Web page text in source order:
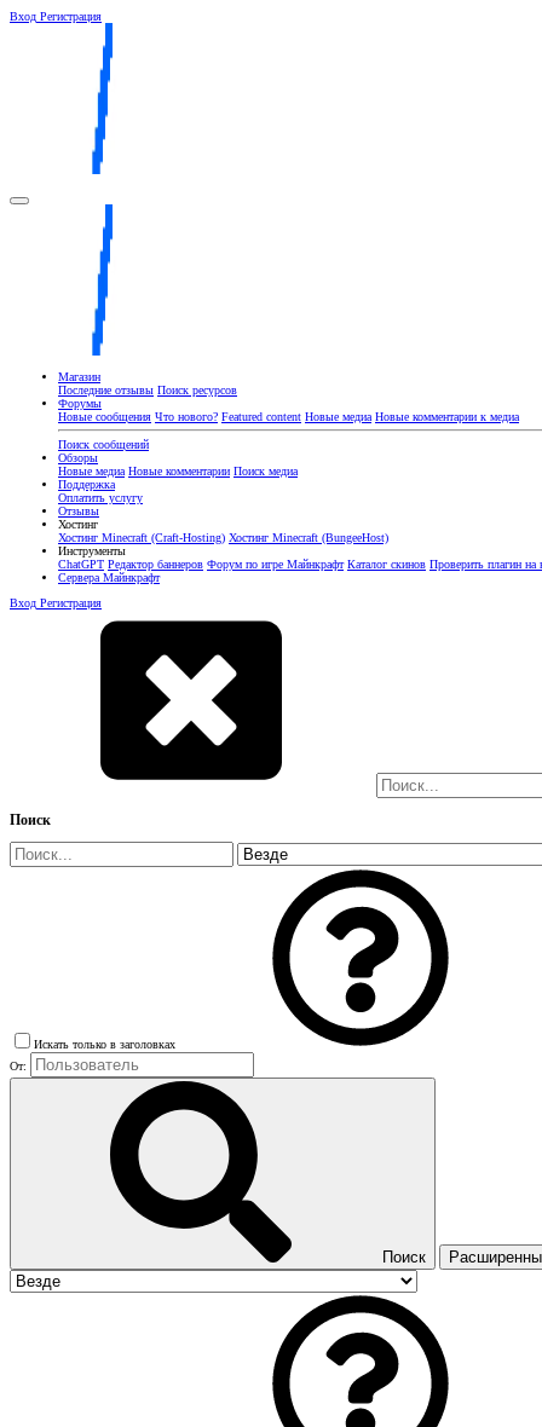
Вход Регистрация
Магазин
Последние отзывы Поиск ресурсов
Форумы
Новые сообщения Что нового? Featured content Новые медиа Новые комментарии к медиа
Поиск сообщений
Обзоры
Новые медиа Новые комментарии Поиск медиа
Поддержка
Оплатить услугу
Отзывы
Хостинг
Хостинг Minecraft (Craft-Hosting) Хостинг Minecraft (BungeeHost)
Инструменты
ChatGPT Редактор баннеров Форум по игре Майнкрафт Каталог скинов Проверить плагин на
Сервера Майнкрафт
Вход Регистрация
Поиск
Искать только в заголовках
От:
Поиск